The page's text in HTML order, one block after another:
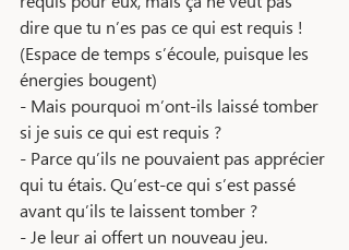
dire que tu n’es pas ce qui est requis !
(Espace de temps s’écoule, puisque les
énergies bougent)
- Mais pourquoi m’ont-ils laissé tomber
si je suis ce qui est requis ?
- Parce qu’ils ne pouvaient pas apprécier
qui tu étais. Qu’est-ce qui s’est passé
avant qu’ils te laissent tomber ?
- Je leur ai offert un nouveau jeu.